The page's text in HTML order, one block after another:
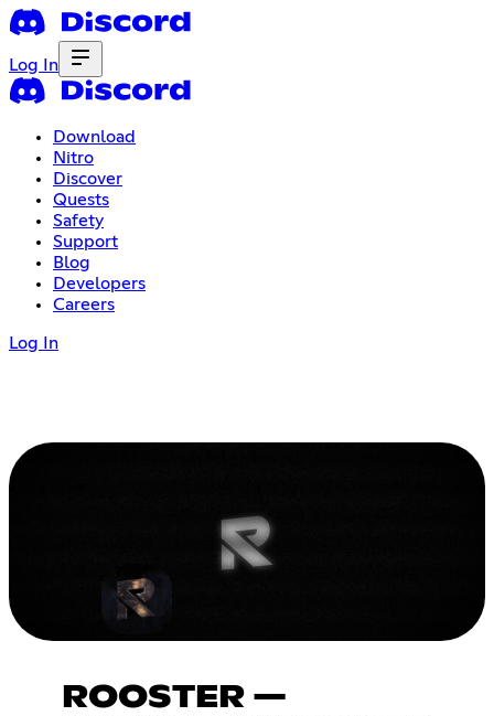
Log In
Download
Nitro
Discover
Quests
Safety
Support
Blog
Developers
Careers
Log In
ROOSTER —